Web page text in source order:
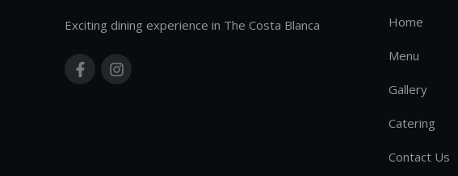
Exciting dining experience in The Costa Blanca Home
Menu
Gallery
Catering
Contact Us